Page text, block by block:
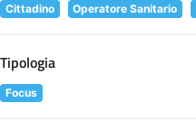
Cittadino Operatore Sanitario
Tipologia
Focus